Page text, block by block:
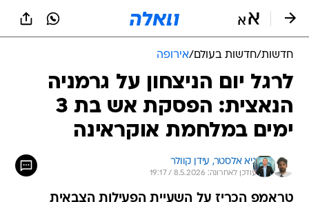
חדשות/חדשות בעולם/אירופה
לרגל יום הניצחון על גרמניה
הנאצית: הפסקת אש בת 3
ימים במלחמת אוקראינה
גיא אלסטר, עידן קוולר
עודכן לאחרונה: 8.5.2026 / 19:17
טראמפ הכריז על השעיית הפעילות הצבאית